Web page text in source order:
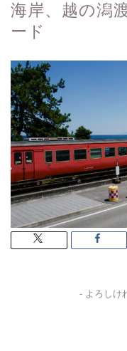
海岸、越の潟
ード
- よろしけ